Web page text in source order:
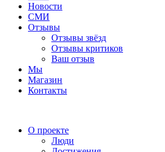
Новости
СМИ
Отзывы
Отзывы звёзд
Отзывы критиков
Ваш отзыв
Мы
Магазин
Контакты
О проекте
Люди